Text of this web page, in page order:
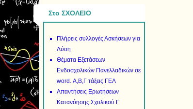
Στο ΣΧΟΛΕΙΟ
Πλήρεις συλλογές Ασκήσεων για
Λύση
Θέματα Εξετάσεων
Ενδοσχολικών Πανελλαδικών σε
word. Α,Β,Γ τάξεις ΓΕΛ
Απαντήσεις Ερωτήσεων
Κατανόησης Σχολικού Γ